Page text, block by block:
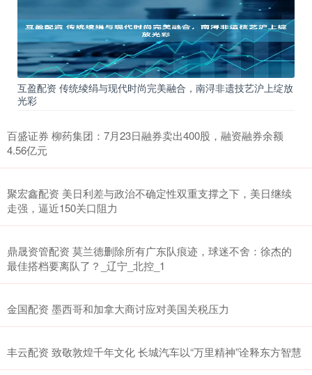
互盈配资 传统绫绢与现代时尚完美融合，南浔非遗技艺沪上绽放
光彩
百盛证券 柳药集团：7月23日融券卖出400股，融资融券余额
4.56亿元
聚宏鑫配资 美日利差与政治不确定性双重支撑之下，美日继续
走强，逼近150关口阻力
鼎晟资管配资 莫兰德删除所有广东队痕迹，球迷不舍：徐杰的
最佳搭档要离队了？_辽宁_北控_1
金国配资 墨西哥和加拿大商讨应对美国关税压力
丰云配资 致敬敦煌千年文化 长城汽车以“万里精神”诠释东方智慧